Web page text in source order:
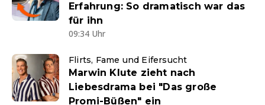
Erfahrung: So dramatisch war das
für ihn
09:34 Uhr
Flirts, Fame und Eifersucht
Marwin Klute zieht nach
Liebesdrama bei "Das große
Promi-Büßen" ein